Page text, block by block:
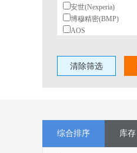
安世(Nexperia)
博穆精密(BMP)
AOS
BeiQi
柏恩斯(BOURNS)
博林(BL)
东高志(TOCOS)
风华
清除筛选
综合排序 库存